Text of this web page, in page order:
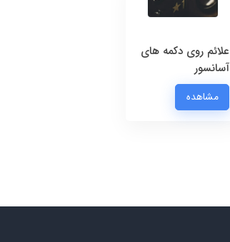
علائم روی دکمه های
آسانسور
مشاهده